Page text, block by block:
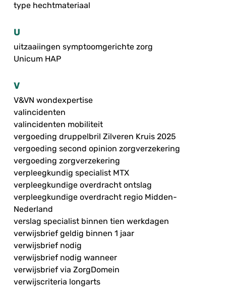
type hechtmateriaal
U
uitzaaiingen symptoomgerichte zorg
Unicum HAP
V
V&VN wondexpertise
valincidenten
valincidenten mobiliteit
vergoeding druppelbril Zilveren Kruis 2025
vergoeding second opinion zorgverzekering
vergoeding zorgverzekering
verpleegkundig specialist MTX
verpleegkundige overdracht ontslag
verpleegkundige overdracht regio Midden-
Nederland
verslag specialist binnen tien werkdagen
verwijsbrief geldig binnen 1 jaar
verwijsbrief nodig
verwijsbrief nodig wanneer
verwijsbrief via ZorgDomein
verwijscriteria longarts